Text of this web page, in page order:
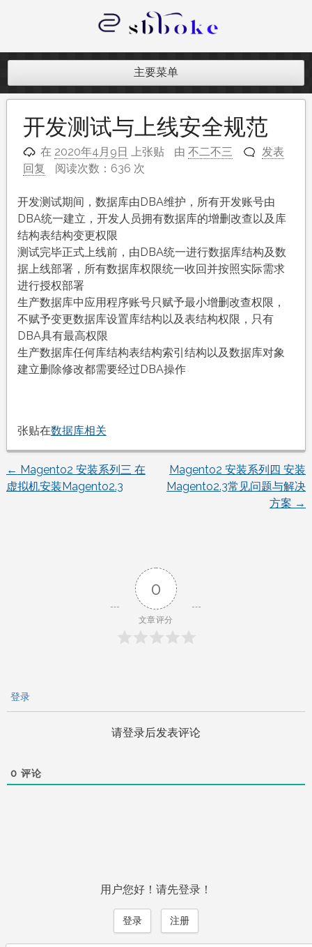
内
记录跨境电商独立站开发遇到的点点
主要菜单
开发测试与上线安全规范
在 2020年4月9日 上张贴 由不二不三
发表
回复
阅读次数：636 次
开发测试期间，数据库由DBA维护，所有开发账号由
DBA统一建立，开发人员拥有数据库的增删改查以及库
结构表结构变更权限
测试完毕正式上线前，由DBA统一进行数据库结构及数
据上线部署，所有数据库权限统一收回并按照实际需求
进行授权部署
生产数据库中应用程序账号只赋予最小增删改查权限，
不赋予变更数据库设置库结构以及表结构权限，只有
DBA具有最高权限
生产数据库任何库结构表结构索引结构以及数据库对象
建立删除修改都需要经过DBA操作
张贴在数据库相关
文
← Magento2 安装系列三 在
虚拟机安装Magento2.3
Magento2 安装系列四 安装
Magento2.3常见问题与解决
方案 →
0
文章评分
登录
请登录后发表评论
0 评论
用户您好！请先登录！
登录 注册